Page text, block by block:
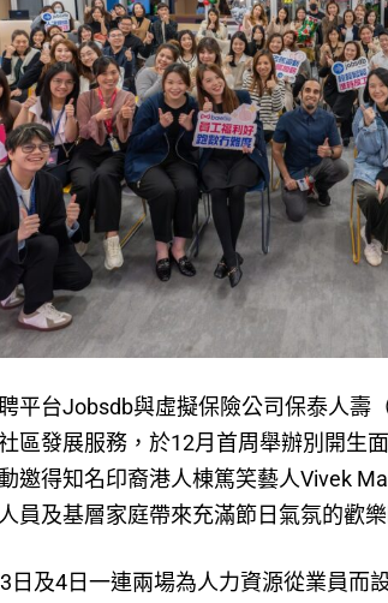
平台Jobsdb與虛擬保險公司保泰人壽
區發展服務，於12月首周舉辦別開生
邀得知名印裔港人棟篤笑藝人Vivek
員及基層家庭帶來充滿節日氣氛的歡樂
日及4日一連兩場為人力資源從業員而